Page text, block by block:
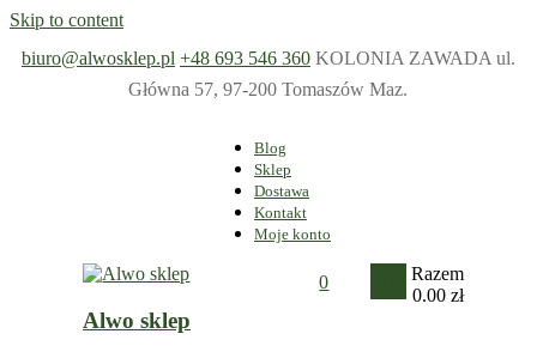
Skip to content
biuro@alwosklep.pl +48 693 546 360 KOLONIA ZAWADA ul.
Główna 57, 97-200 Tomaszów Maz.
Blog
Sklep
Dostawa
Kontakt
Moje konto
Alwo sklep
0
Razem
0.00 zł